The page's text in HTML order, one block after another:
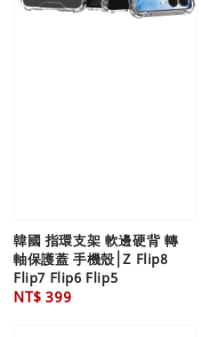
韓國 指環支架 軟邊硬背 轉
軸保護蓋 手機殼│Z Flip8
Flip7 Flip6 Flip5
Regular
NT$ 399